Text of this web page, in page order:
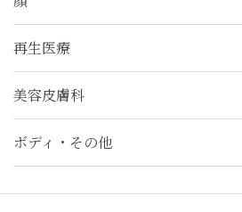
再生医療
美容皮膚科
ボディ・その他